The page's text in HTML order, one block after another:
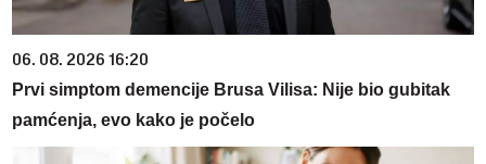
06. 08. 2026 16:20
Prvi simptom demencije Brusa Vilisa: Nije bio gubitak
pamćenja, evo kako je počelo